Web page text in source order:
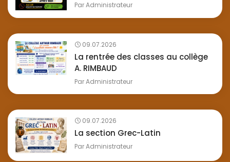
ParAdministrateur
09.07.2026
La rentrée des classes au collège
A. RIMBAUD
ParAdministrateur
09.07.2026
La section Grec-Latin
ParAdministrateur